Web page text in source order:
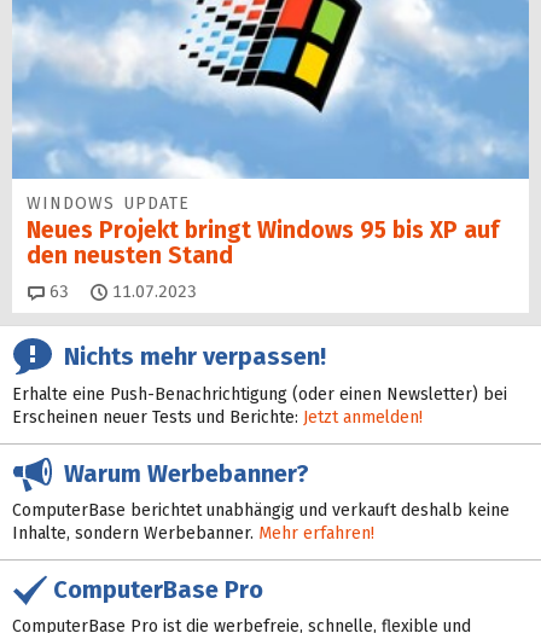
WINDOWS UPDATE
Neues Projekt bringt Windows 95 bis XP auf
den neusten Stand
63 Kommentare
11.07.2023
Nichts mehr verpassen!
Erhalte eine Push-Benachrichtigung (oder einen Newsletter) bei
Erscheinen neuer Tests und Berichte: Jetzt anmelden!
Warum Werbebanner?
ComputerBase berichtet unabhängig und verkauft deshalb keine
Inhalte, sondern Werbebanner. Mehr erfahren!
ComputerBase Pro
ComputerBase Pro ist die werbefreie, schnelle, flexible und